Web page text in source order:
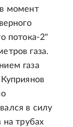
момент
потока-2"
газа.
газа
в силу
на трубах